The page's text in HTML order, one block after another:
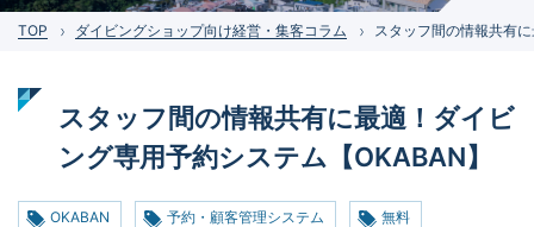
TOP ダイビングショップ向け経営・集客コラム スタッフ間の情報共有
スタッフ間の情報共有に最適！ダイビ
ング専用予約システム【OKABAN】
OKABAN 予約・顧客管理システム 無料